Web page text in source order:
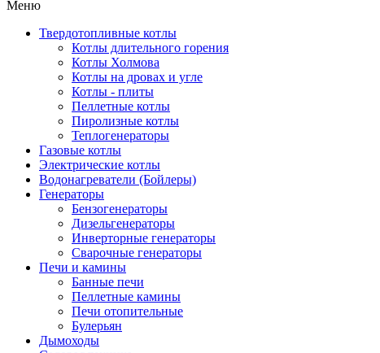
Меню
Твердотопливные котлы
Котлы длительного горения
Котлы Холмова
Котлы на дровах и угле
Котлы - плиты
Пеллетные котлы
Пиролизные котлы
Теплогенераторы
Газовые котлы
Электрические котлы
Водонагреватели (Бойлеры)
Генераторы
Бензогенераторы
Дизельгенераторы
Инверторные генераторы
Сварочные генераторы
Печи и камины
Банные печи
Пеллетные камины
Печи отопительные
Булерьян
Дымоходы